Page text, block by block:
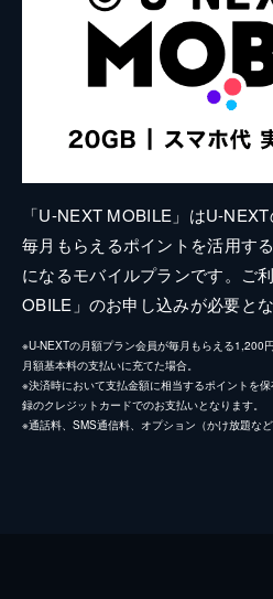
「U-NEXT MOBILE」はU-
毎月もらえるポイントを活用す
になるモバイルプランです。ご
OBILE」のお申し込みが必要とな
※U-NEXTの月額プラン会員が毎月もらえる1,200
月額基本料の支払いに充てた場合。
※決済時において支払金額に相当するポイントを
録のクレジットカードでのお支払いとなります。
※通話料、SMS通信料、オプション（かけ放題な